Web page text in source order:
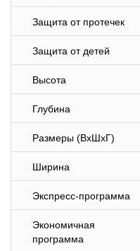
Защита от протечек
Защита от детей
Высота
Глубина
Размеры (ВхШхГ)
Ширина
Экспресс-программа
Экономичная
программа